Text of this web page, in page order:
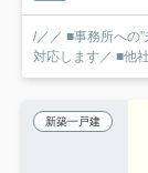
/／／ ■事務所への
対応します／ ■他
新築一戸建